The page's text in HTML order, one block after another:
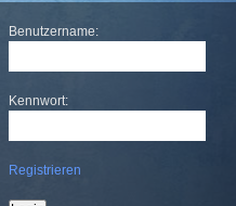
Benutzername:
Kennwort:
Registrieren